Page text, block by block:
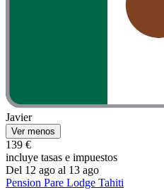
Javier
Ver menos
139 €
incluye tasas e impuestos
Del 12 ago al 13 ago
Pension Pare Lodge Tahiti